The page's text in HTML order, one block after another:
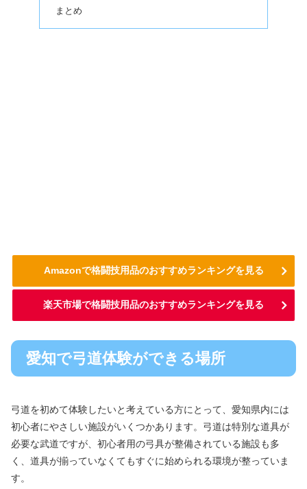
まとめ
Amazonで格闘技用品のおすすめランキングを見る
楽天市場で格闘技用品のおすすめランキングを見る
愛知で弓道体験ができる場所
弓道を初めて体験したいと考えている方にとって、愛知県内には
初心者にやさしい施設がいくつかあります。弓道は特別な道具が
必要な武道ですが、初心者用の弓具が整備されている施設も多
く、道具が揃っていなくてもすぐに始められる環境が整っていま
す。